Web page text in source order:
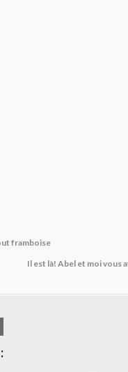
framboise
Il est là! Abel et moi vous